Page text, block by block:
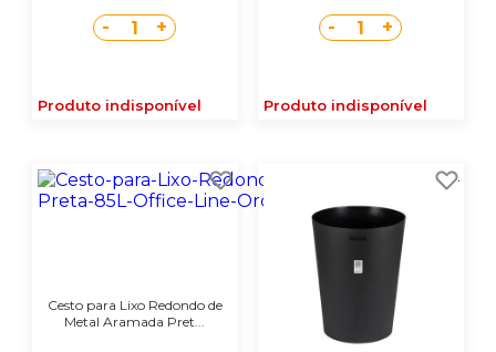
- 1 +
Produto indisponível
- 1 +
Produto indisponível
Cesto para Lixo Redondo de
Metal Aramada Pret...